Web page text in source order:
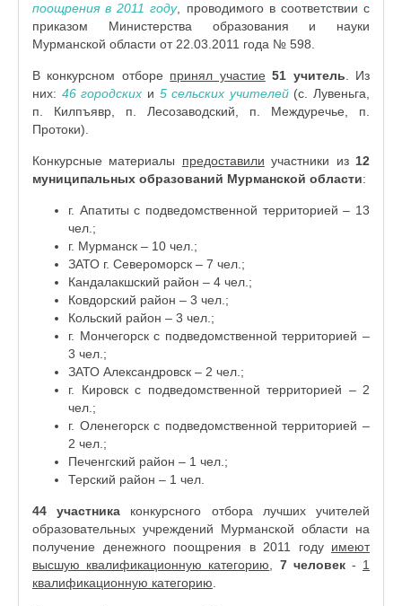
поощрения в 2011 году, проводимого в соответствии с
приказом Министерства образования и науки
Мурманской области от 22.03.2011 года № 598.
В конкурсном отборе принял участие 51 учитель . Из
них: 46 городских и 5 сельских учителей(с. Лувеньга,
п. Килпъявр, п. Лесозаводский, п. Междуречье, п.
Протоки).
Конкурсные материалы предоставили участники из 12
муниципальных образований Мурманской области:
г. Апатиты с подведомственной территорией – 13
чел.;
г. Мурманск – 10 чел.;
ЗАТО г. Североморск – 7 чел.;
Кандалакшский район – 4 чел.;
Ковдорский район – 3 чел.;
Кольский район – 3 чел.;
г. Мончегорск с подведомственной территорией –
3 чел.;
ЗАТО Александровск – 2 чел.;
г. Кировск с подведомственной территорией – 2
чел.;
г. Оленегорск с подведомственной территорией –
2 чел.;
Печенгский район – 1 чел.;
Терский район – 1 чел.
44 участника конкурсного отбора лучших учителей
образовательных учреждений Мурманской области на
получение денежного поощрения в 2011 году имеют
высшую квалификационную категорию
7 человек- 1
квалификационную категорию